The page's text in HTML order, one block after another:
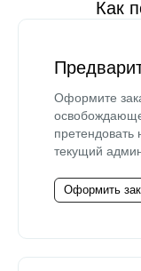
Как
Оформите
текущий
Оформить